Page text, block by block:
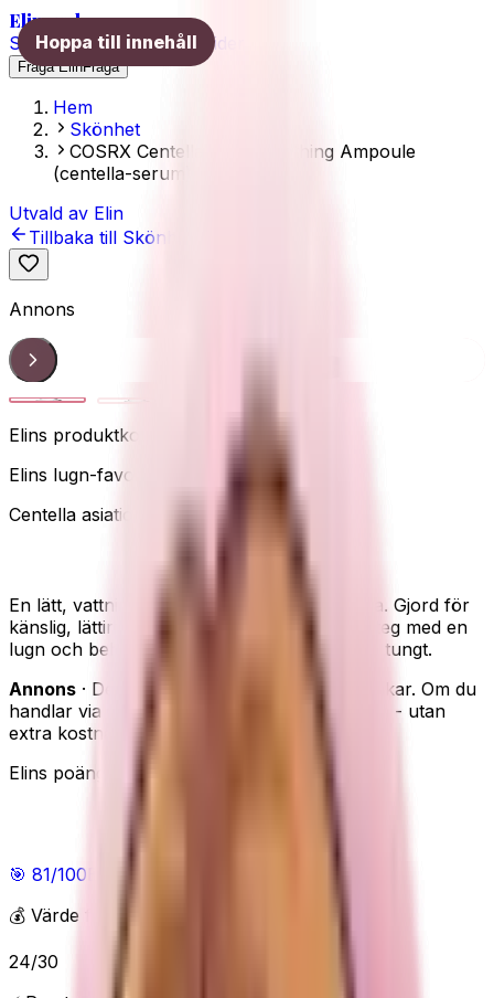
Hoppa till innehåll
Elins val
SkönhetHälsa TräningGuider
Fråga ElinFråga
Hem
Skönhet
COSRX Centella Aqua Soothing Ampoule
(centella-serum)
Utvald av Elin
Tillbaka till Skönhet
Annons
Centella-ampoule
1/ 4
Elins produktkoll
Elins lugn-favorit
Centella asiatica
Lugnande Lätt & vattnig
En lätt, vattnig ampoule med centella asiatica. Gjord för
känslig, lättirriterad hud som vill ha ett milt steg med en
lugn och behaglig känsla, utan att det känns tungt.
Annons · Den här sidan innehåller reklamlänkar. Om du
handlar via våra länkar kan vi få en provision - utan
extra kostnad för dig.
Elins poäng
Elins poäng
🎯 81/100
💰 Värde för pengarna
24/30